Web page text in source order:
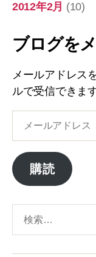
2012年2月 (10)
ブログを
メールアドレス
ルで受信できます
ア
ド
ス
購読
象: